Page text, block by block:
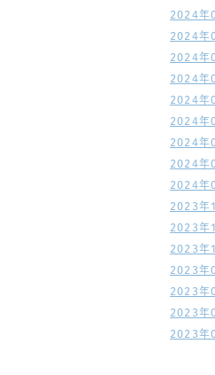
2024年
2024年
2024年
2024年
2024年
2024年
2024年
2024年
2024年
2023年
2023年
2023年
2023年
2023年
2023年
2023年